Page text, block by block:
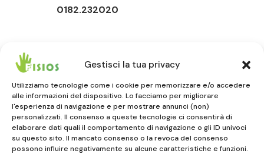
Gestisci la tua privacy
Utilizziamo tecnologie come i cookie per memorizzare e/o accedere
alle informazioni del dispositivo. Lo facciamo per migliorare
l'esperienza di navigazione e per mostrare annunci (non)
personalizzati. Il consenso a queste tecnologie ci consentirà di
elaborare dati quali il comportamento di navigazione o gli ID univoci
su questo sito. Il mancato consenso o la revoca del consenso
possono influire negativamente su alcune caratteristiche e funzioni.
0182.232020
FISIOS
ALBENGA | VADO LIGURE | CELLE LIGURE